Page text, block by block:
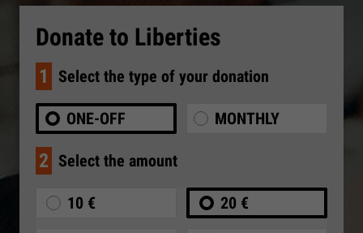
Donate to Liberties
1 Select the type of your donation
ONE-OFF MONTHLY
2 Select the amount
10 € 20 €